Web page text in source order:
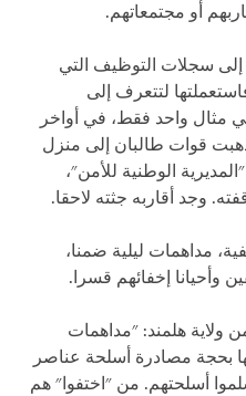
أو مجتمعاتهم.
سجلات التوظيف التي
لتتعرف إلى
مثال واحد فقط، في أواخر
ذهبت قوات طالبان إلى منزل
الوطنية للأمن"،
وجد أقاربه جثته لاحقا.
مداهمات ليلية ضمنا،
وأحيانا إخفائهم قسرا.
ولاية هلمند: "مداهمات
بحجة مصادرة أسلحة عناصر
أسلحتهم. من "اختفوا" هم